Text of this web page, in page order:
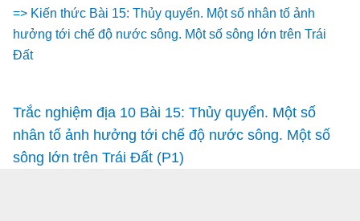
=> Kiến thức Bài 15: Thủy quyển. Một số nhân tố ảnh
hưởng tới chế độ nước sông. Một số sông lớn trên Trái
Đất
Trắc nghiệm địa 10 Bài 15: Thủy quyển. Một số
nhân tố ảnh hưởng tới chế độ nước sông. Một số
sông lớn trên Trái Đất (P1)